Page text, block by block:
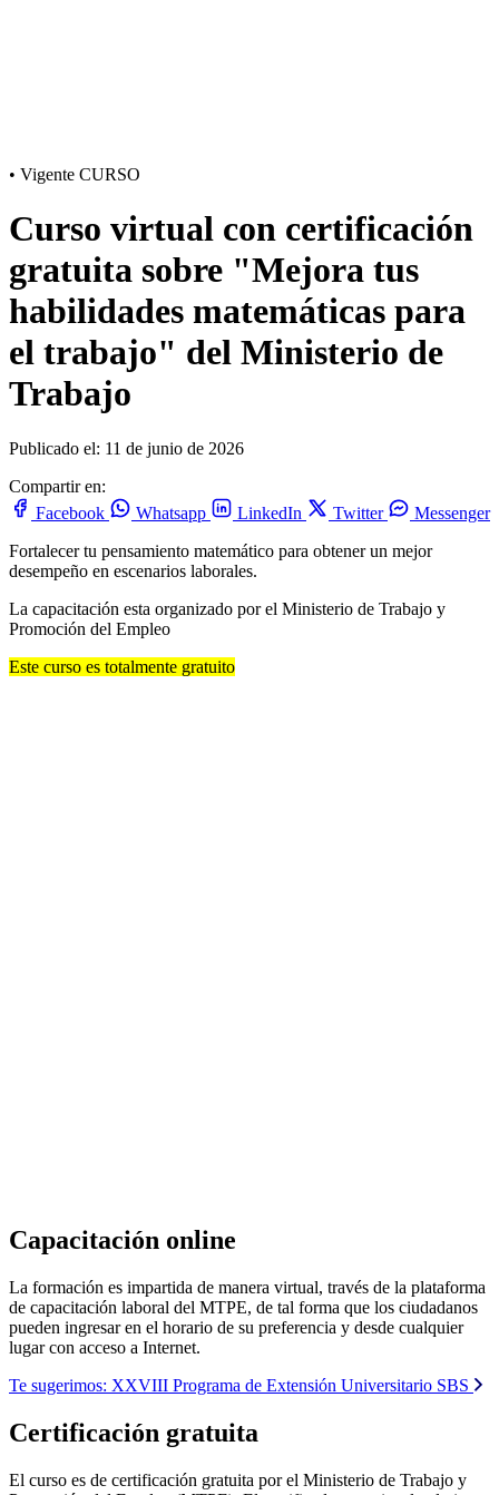
• Vigente CURSO
Curso virtual con certificación
gratuita sobre "Mejora tus
habilidades matemáticas para
el trabajo" del Ministerio de
Trabajo
Publicado el: 11 de junio de 2026
Compartir en:
Facebook
Whatsapp LinkedIn Twitter
Messenger
Fortalecer tu pensamiento matemático para obtener un mejor
desempeño en escenarios laborales.
La capacitación esta organizado por el Ministerio de Trabajo y
Promoción del Empleo
Este curso es totalmente gratuito
Capacitación online
La formación es impartida de manera virtual, través de la plataforma
de capacitación laboral del MTPE, de tal forma que los ciudadanos
pueden ingresar en el horario de su preferencia y desde cualquier
lugar con acceso a Internet.
Te sugerimos: XXVIII Programa de Extensión Universitario SBS
Certificación gratuita
El curso es de certificación gratuita por el Ministerio de Trabajo y